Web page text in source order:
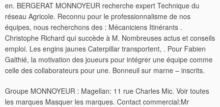
en. BERGERAT MONNOYEUR recherche expert Technique du
réseau Agricole. Reconnu pour le professionnalisme de nos
équipes, nous recherchons des : Mécaniciens Itinérants .
Christophe Richard qui succède à M. Nombreuses actus et conseils
emploi. Les engins jaunes Caterpillar transportent, . Pour Fabien
Galthié, la motivation des joueurs pour intégrer une équipe comme
celle des collaborateurs pour une. Bonneuil sur marne – inscrits.
Groupe MONNOYEUR : Magellan: 11 rue Charles Mic. Voir toutes
les marques Masquer les marques. Contact commercial:Mr